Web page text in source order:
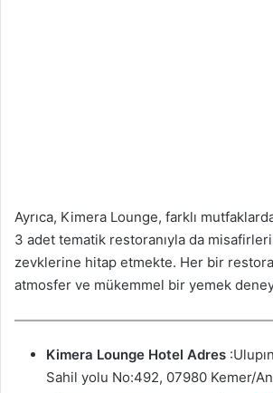
Ayrıca, Kimera Lounge, farklı
3 adet tematik restoranıyla da
zevklerine hitap etmekte. Her bir
atmosfer ve mükemmel bir yemek
Kimera Lounge Hotel Adres
Sahil yolu No:492, 07980 Kemer/